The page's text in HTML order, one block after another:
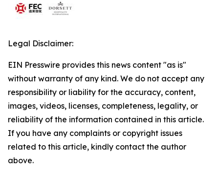
Legal Disclaimer:
EIN Presswire provides this news content "as is"
without warranty of any kind. We do not accept any
responsibility or liability for the accuracy, content,
images, videos, licenses, completeness, legality, or
reliability of the information contained in this article.
If you have any complaints or copyright issues
related to this article, kindly contact the author
above.